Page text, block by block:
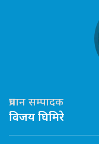
प्रधान सम्पादक
विजय घिमिरे